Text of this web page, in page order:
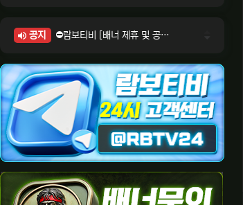
공지
⛔람보티비 [배너 제휴 및 공식 입점 문의 안내]
⛔람보티비 [정회원 등급UP! 안내사항]
⛔람보티비 [채팅방 이용시 주의사항]
⛔람보티비 [공식보증업체 안내]